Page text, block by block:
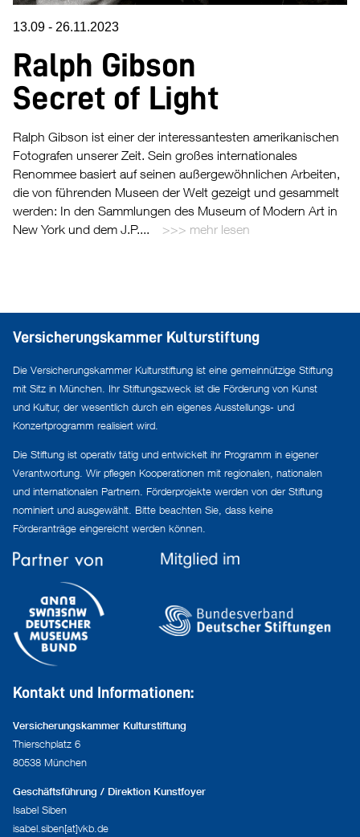
13.09 - 26.11.2023
Ralph Gibson
Secret of Light
Ralph Gibson ist einer der interessantesten amerikanischen
Fotografen unserer Zeit. Sein großes internationales
Renommee basiert auf seinen außergewöhnlichen Arbeiten,
die von führenden Museen der Welt gezeigt und gesammelt
werden: In den Sammlungen des Museum of Modern Art in
New York und dem J.P....
mehr lesen
Versicherungskammer Kulturstiftung
Die Versicherungskammer Kulturstiftung ist eine gemeinnützige Stiftung
mit Sitz in München. Ihr Stiftungszweck ist die Förderung von Kunst
und Kultur, der wesentlich durch ein eigenes Ausstellungs- und
Konzertprogramm realisiert wird.
Die Stiftung ist operativ tätig und entwickelt ihr Programm in eigener
Verantwortung. Wir pflegen Kooperationen mit regionalen, nationalen
und internationalen Partnern. Förderprojekte werden von der Stiftung
nominiert und ausgewählt. Bitte beachten Sie, dass keine
Förderanträge eingereicht werden können.
Kontakt und Informationen:
Versicherungskammer Kulturstiftung
Thierschplatz 6
80538 München
Geschäftsführung / Direktion Kunstfoyer
Isabel Siben
isabel.siben[at]vkb.de